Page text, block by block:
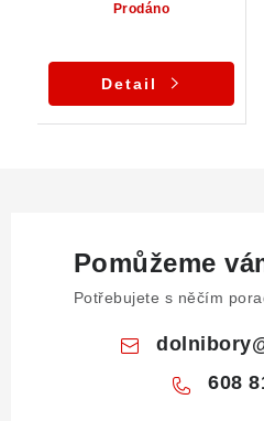
Prodáno
Detail
Pomůžeme
Potřebujete s něčím
dolnibory
608